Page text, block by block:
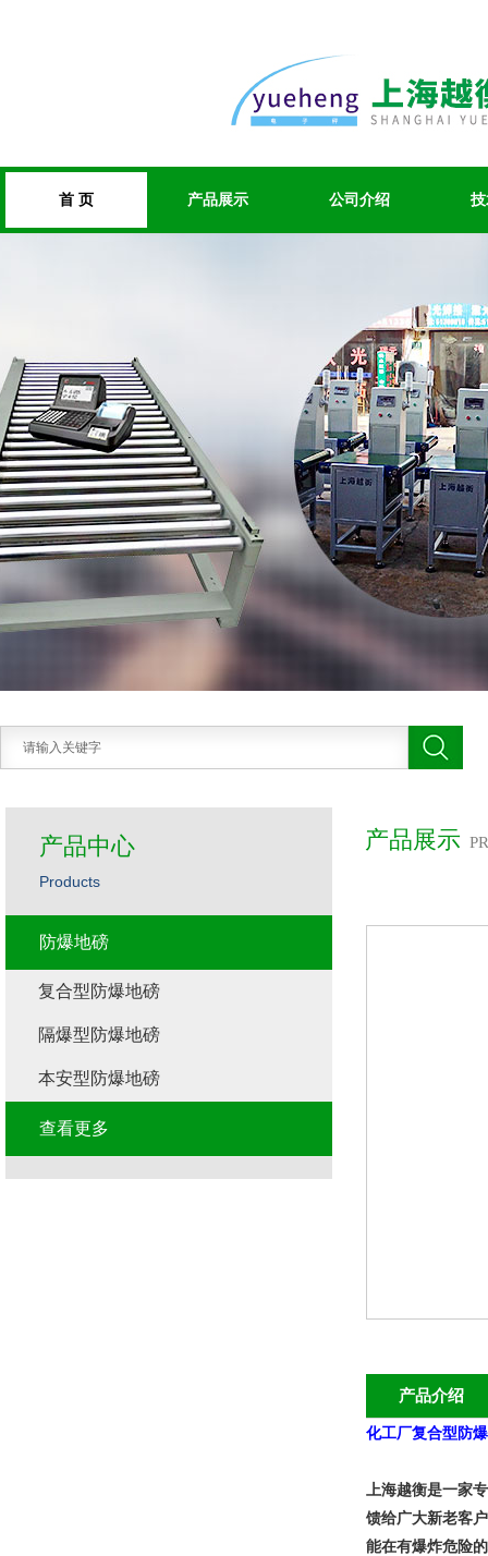
首 页 产品展示 公司介绍
产品展示
产品介绍
化工厂复合型防
上海越衡是一家
馈给广大新老客
能在有爆炸危险
产品中心
Products
防爆地磅
复合型防爆地磅
隔爆型防爆地磅
本安型防爆地磅
查看更多